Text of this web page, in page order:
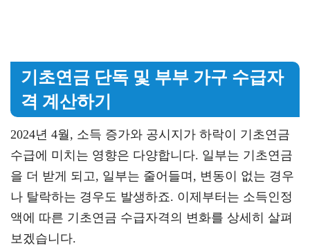
기초연금 단독 및 부부 가구 수급자
격 계산하기
2024년 4월, 소득 증가와 공시지가 하락이 기초연금
수급에 미치는 영향은 다양합니다. 일부는 기초연금
을 더 받게 되고, 일부는 줄어들며, 변동이 없는 경우
나 탈락하는 경우도 발생하죠. 이제부터는 소득인정
액에 따른 기초연금 수급자격의 변화를 상세히 살펴
보겠습니다.